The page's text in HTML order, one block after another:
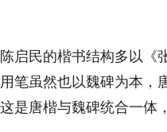
陈启民的楷书结构多以《
用笔虽然也以魏碑为本，
这是唐楷与魏碑统合一体